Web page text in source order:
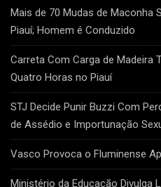
Mais de 70 Mudas de Maconha
Piauí; Homem é Conduzido
Carreta Com Carga de Madeira
Quatro Horas no Piauí
STJ Decide Punir Buzzi Com
de Assédio e Importunação
Vasco Provoca o Fluminense
Ministério da Educação Divulga